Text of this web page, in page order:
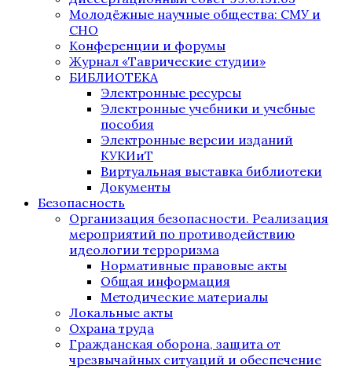
Молодёжные научные общества: СМУ и
СНО
Конференции и форумы
Журнал «Таврические студии»
БИБЛИОТЕКА
Электронные ресурсы
Электронные учебники и учебные
пособия
Электронные версии изданий
КУКИиТ
Виртуальная выставка библиотеки
Документы
Безопасность
Организация безопасности. Реализация
мероприятий по противодействию
идеологии терроризма
Нормативные правовые акты
Общая информация
Методические материалы
Локальные акты
Охрана труда
Гражданская оборона, защита от
чрезвычайных ситуаций и обеспечение